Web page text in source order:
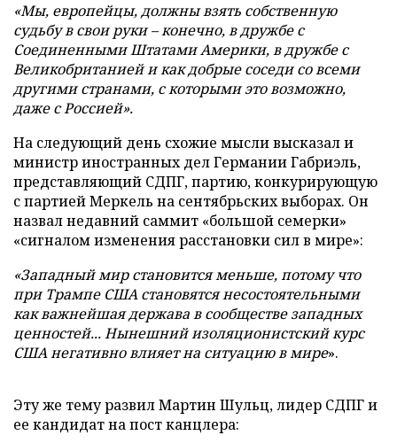
«Мы, европейцы, должны взять собственную
судьбу в свои руки – конечно, в дружбе с
Соединенными Штатами Америки, в дружбе с
Великобританией и как добрые соседи со всеми
другими странами, с которыми это возможно,
даже с Россией».
На следующий день схожие мысли высказал и
министр иностранных дел Германии Габриэль,
представляющий СДПГ, партию, конкурирующую
с партией Меркель на сентябрьских выборах. Он
назвал недавний саммит «большой семерки»
«сигналом изменения расстановки сил в мире»:
«Западный мир становится меньше, потому что
при Трампе США становятся несостоятельными
как важнейшая держава в сообществе западных
ценностей... Нынешний изоляционистский курс
США негативно влияет на ситуацию в мире».
Эту же тему развил Мартин Шульц, лидер СДПГ и
ее кандидат на пост канцлера: